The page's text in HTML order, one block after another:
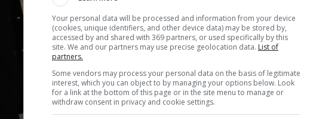
Your personal data will be processed and information from your device
(cookies, unique identifiers, and other device data) may be stored by,
accessed by and shared with 369 partners, or used specifically by this
site. We and our partners may use precise geolocation data. List of
partners.
Some vendors may process your personal data on the basis of legitimate
interest, which you can object to by managing your options below. Look
for a link at the bottom of this page or in the site menu to manage or
withdraw consent in privacy and cookie settings.